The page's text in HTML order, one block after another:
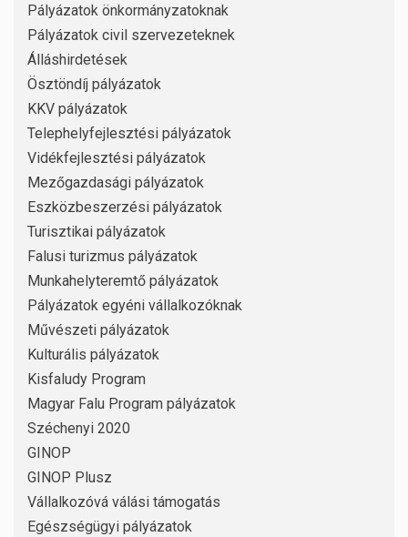
Pályázatok önkormányzatoknak
Pályázatok civil szervezeteknek
Álláshirdetések
Ösztöndíj pályázatok
KKV pályázatok
Telephelyfejlesztési pályázatok
Vidékfejlesztési pályázatok
Mezőgazdasági pályázatok
Eszközbeszerzési pályázatok
Turisztikai pályázatok
Falusi turizmus pályázatok
Munkahelyteremtő pályázatok
Pályázatok egyéni vállalkozóknak
Művészeti pályázatok
Kulturális pályázatok
Kisfaludy Program
Magyar Falu Program pályázatok
Széchenyi 2020
GINOP
GINOP Plusz
Vállalkozóvá válási támogatás
Egészségügyi pályázatok